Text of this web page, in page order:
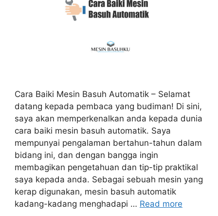
Cara Baiki Mesin Basuh Automatik – Selamat
datang kepada pembaca yang budiman! Di sini,
saya akan memperkenalkan anda kepada dunia
cara baiki mesin basuh automatik. Saya
mempunyai pengalaman bertahun-tahun dalam
bidang ini, dan dengan bangga ingin
membagikan pengetahuan dan tip-tip praktikal
saya kepada anda. Sebagai sebuah mesin yang
kerap digunakan, mesin basuh automatik
kadang-kadang menghadapi … Read more